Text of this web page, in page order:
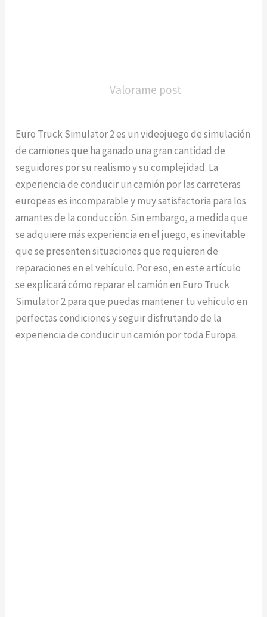
Valorame post
Euro Truck Simulator 2 es un videojuego de simulación
de camiones que ha ganado una gran cantidad de
seguidores por su realismo y su complejidad. La
experiencia de conducir un camión por las carreteras
europeas es incomparable y muy satisfactoria para los
amantes de la conducción. Sin embargo, a medida que
se adquiere más experiencia en el juego, es inevitable
que se presenten situaciones que requieren de
reparaciones en el vehículo. Por eso, en este artículo
se explicará cómo reparar el camión en Euro Truck
Simulator 2 para que puedas mantener tu vehículo en
perfectas condiciones y seguir disfrutando de la
experiencia de conducir un camión por toda Europa.